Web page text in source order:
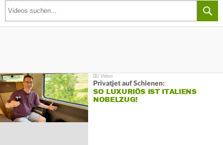
Privatjet auf Schienen:
SO LUXURIÖS IST ITALIENS
NOBELZUG!